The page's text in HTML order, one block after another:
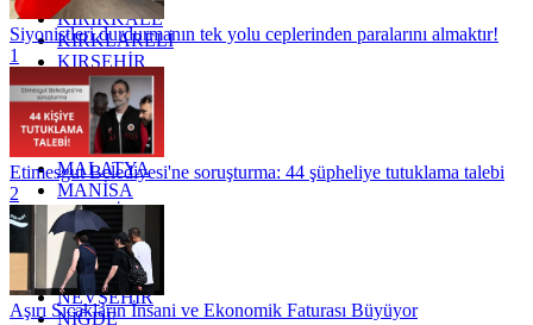
KIRIKKALE
KIRKLARELİ
KIRŞEHİR
KOCAELİ
KONYA
KÜTAHYA
KİLİS
MALATYA
MANİSA
MARDİN
MERSİN
MUĞLA
MUŞ
NEVŞEHİR
NİĞDE
Siyonistleri durdurmanın tek yolu ceplerinden paralarını almaktır!
1
Etimesgut Belediyesi'ne soruşturma: 44 şüpheliye tutuklama talebi
2
Aşırı Sıcakların İnsani ve Ekonomik Faturası Büyüyor